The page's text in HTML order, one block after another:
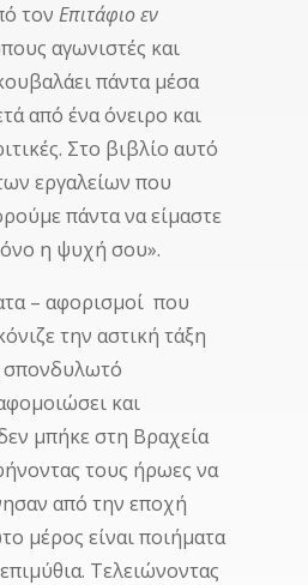
τονΕπιτάφιο εν
αγωνιστές και
πάντα μέσα
από ένα όνειρο και
Στο βιβλίο αυτό
εργαλείων που
πάντα να είμαστε
η ψυχή σου».
– αφορισμοί που
την αστική τάξη
σπονδυλωτό
και
μπήκε στη Βραχεία
τους ήρωες να
από την εποχή
μέρος είναι ποιήματα
Τελειώνοντας